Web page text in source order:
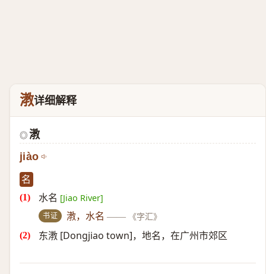
漖详细解释
◎ 漖
jiào
名
水名 [Jiao River]
书证 漖，水名 —— 《字汇》
东漖 [Dongjiao town]，地名，在广州市郊区